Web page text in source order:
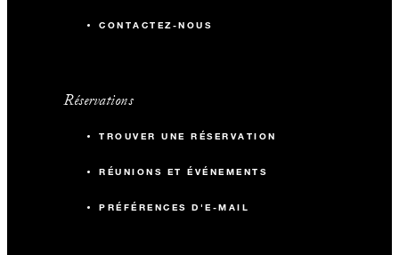
CONTACTEZ-NOUS
Réservations
TROUVER UNE RÉSERVATION
RÉUNIONS ET ÉVÉNEMENTS
PRÉFÉRENCES D'E-MAIL